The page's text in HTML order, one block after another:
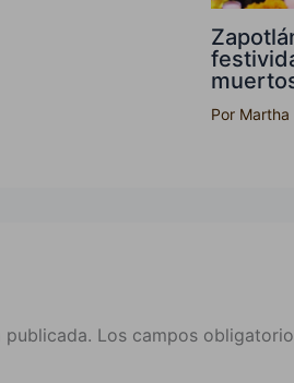
Por Martha
Los campos